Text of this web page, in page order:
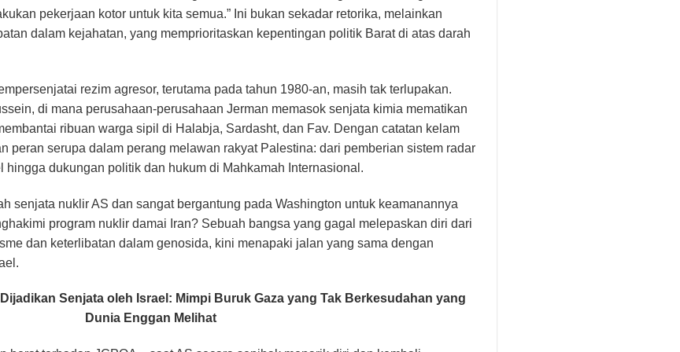
pekerjaan kotor untuk kita semua.” Ini bukan sekadar retorika, melainkan
dalam kejahatan, yang memprioritaskan kepentingan politik Barat di atas darah
rezim agresor, terutama pada tahun 1980-an, masih tak terlupakan.
di mana perusahaan-perusahaan Jerman memasok senjata kimia mematikan
ribuan warga sipil di Halabja, Sardasht, dan Fav. Dengan catatan kelam
peran serupa dalam perang melawan rakyat Palestina: dari pemberian sistem radar
hingga dukungan politik dan hukum di Mahkamah Internasional.
senjata nuklir AS dan sangat bergantung pada Washington untuk keamanannya
program nuklir damai Iran? Sebuah bangsa yang gagal melepaskan diri dari
dan keterlibatan dalam genosida, kini menapaki jalan yang sama dengan
Senjata oleh Israel: Mimpi Buruk Gaza yang Tak Berkesudahan yang
Dunia Enggan Melihat